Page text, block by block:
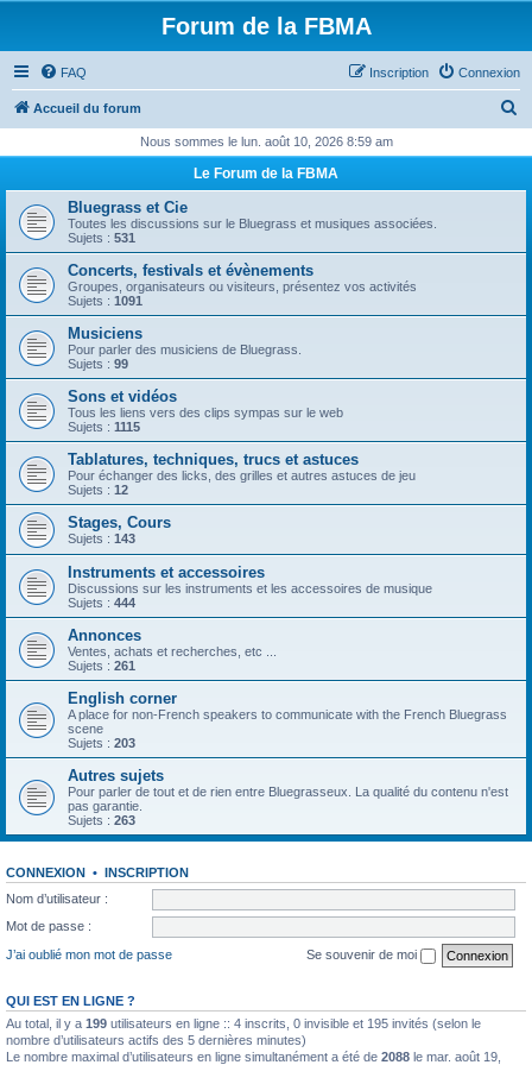
Forum de la FBMA
FAQ Connexion
Inscription
Accueil du forum
h
r
Nous sommes le lun. août 10, 2026 8:59 am
Le Forum de la FBMA
Bluegrass et Cie
Toutes les discussions sur le Bluegrass et musiques associées.
Sujets : 531
Concerts, festivals et évènements
Groupes, organisateurs ou visiteurs, présentez vos activités
Sujets : 1091
Musiciens
Pour parler des musiciens de Bluegrass.
Sujets : 99
Sons et vidéos
Tous les liens vers des clips sympas sur le web
Sujets : 1115
Tablatures, techniques, trucs et astuces
Pour échanger des licks, des grilles et autres astuces de jeu
Sujets : 12
Stages, Cours
Sujets : 143
Instruments et accessoires
Discussions sur les instruments et les accessoires de musique
Sujets : 444
Annonces
Ventes, achats et recherches, etc ...
Sujets : 261
English corner
A place for non-French speakers to communicate with the French Bluegrass
scene
Sujets : 203
Autres sujets
Pour parler de tout et de rien entre Bluegrasseux. La qualité du contenu n'est
pas garantie.
Sujets : 263
CONNEXION • INSCRIPTION
Nom d’utilisateur :
Mot de passe :
J’ai oublié mon mot de passe
Se souvenir de moi
QUI EST EN LIGNE ?
Au total, il y a 199 utilisateurs en ligne :: 4 inscrits, 0 invisible et 195 invités (selon le
nombre d’utilisateurs actifs des 5 dernières minutes)
Le nombre maximal d’utilisateurs en ligne simultanément a été de 2088 le mar. août 19,